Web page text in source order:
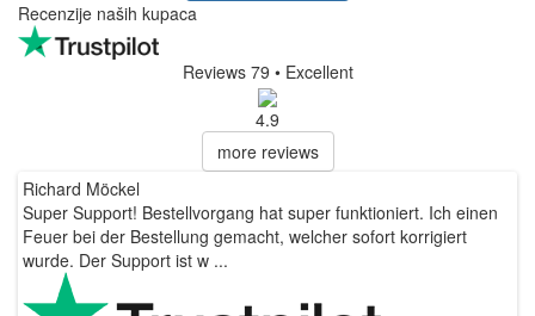
Recenzije naših kupaca
Reviews 79 • Excellent
4.9
more reviews
Richard Möckel
Super Support! Bestellvorgang hat super funktioniert. Ich einen
Feuer bei der Bestellung gemacht, welcher sofort korrigiert
wurde. Der Support ist w ...